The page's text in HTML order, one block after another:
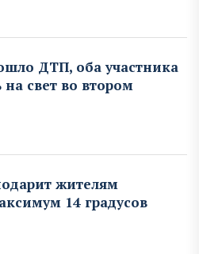
ДТП, оба участника
свет во втором
жителям
14 градусов